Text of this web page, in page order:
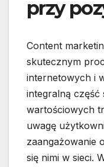
przy
Content
skutecznym
internetowych i
integralną część
wartościowych
uwagę
zaangażowanie
się nimi w sieci.